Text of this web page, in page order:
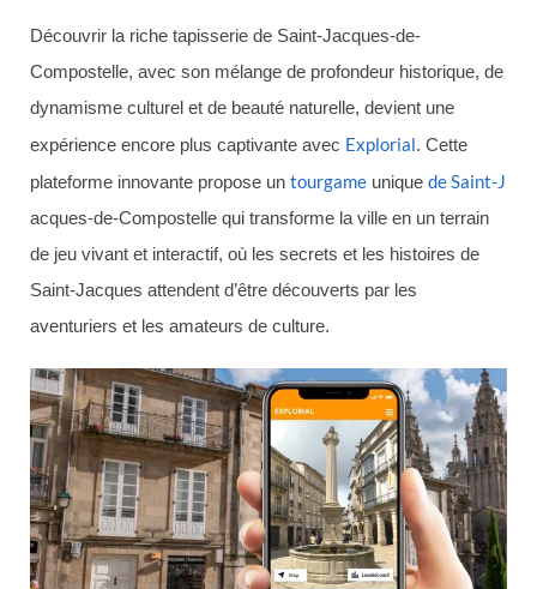
Découvrir la riche tapisserie de Saint-Jacques-de-
Compostelle, avec son mélange de profondeur historique, de
dynamisme culturel et de beauté naturelle, devient une
expérience encore plus captivante avec Explorial. Cette
plateforme innovante propose un tourgame unique de Saint-J
acques-de-Compostelle qui transforme la ville en un terrain
de jeu vivant et interactif, où les secrets et les histoires de
Saint-Jacques attendent d’être découverts par les
aventuriers et les amateurs de culture.